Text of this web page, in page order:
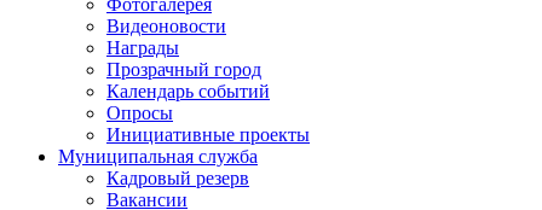
Фотогалерея
Видеоновости
Награды
Прозрачный город
Календарь событий
Опросы
Инициативные проекты
Муниципальная служба
Кадровый резерв
Вакансии